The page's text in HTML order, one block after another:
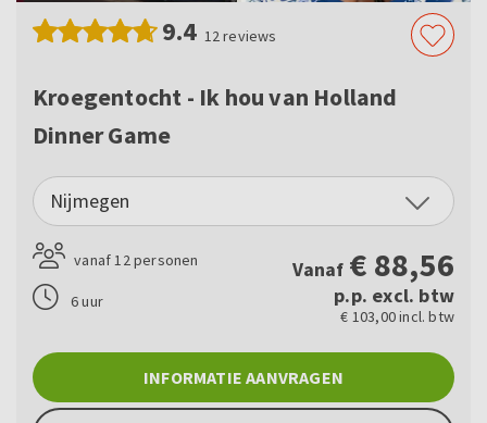
9.4 12reviews
Kroegentocht - Ik hou van Holland
Dinner Game
Nijmegen
vanaf 12 personen
6 uur
Vanaf € 88,56
p.p. excl. btw
€ 103,00 incl. btw
INFORMATIE AANVRAGEN